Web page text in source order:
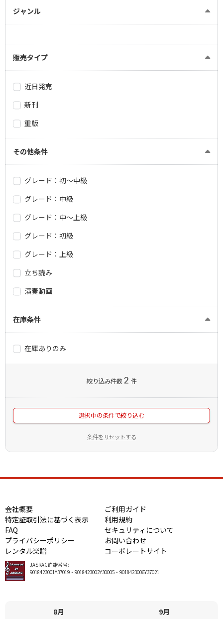
ジャンル
販売タイプ
近日発売
新刊
重版
その他条件
グレード：初～中級
グレード：中級
グレード：中～上級
グレード：初級
グレード：上級
立ち読み
演奏動画
在庫条件
在庫ありのみ
絞り込み件数 2 件
選択中の条件で絞り込む
条件をリセットする
会社概要
ご利用ガイド
特定証取引法に基づく表示
利用規約
FAQ
セキュリティについて
プライバシーポリシー
お問い合わせ
レンタル楽譜
コーポレートサイト
JASRAC許諾番号:
9018423001Y37019・9018423002Y30005・9018423006Y37021
8月 9月